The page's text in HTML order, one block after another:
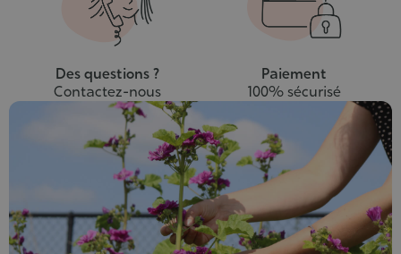
Des questions ?
Contactez-nous
Paiement
100% sécurisé